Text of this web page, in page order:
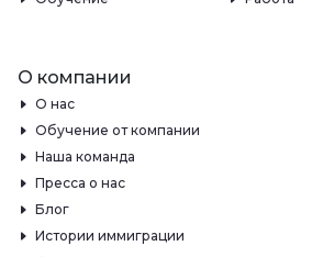
О компании
О нас
Обучение от компании
Наша команда
Пресса о нас
Блог
Истории иммиграции